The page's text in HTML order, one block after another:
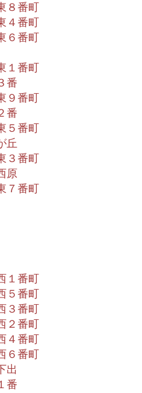
８番町
４番町
６番町
１番町
番
９番町
番
５番町
丘
３番町
原
７番町
番町
番町
番町
番町
番町
番町
出
番